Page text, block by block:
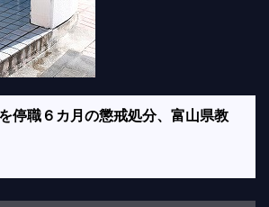
停職６カ月の懲戒処分、富山県教